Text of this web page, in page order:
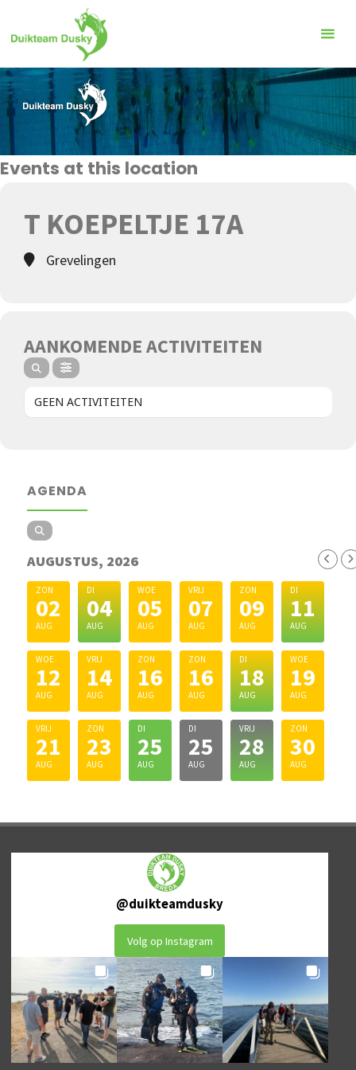
de
Events at this location
T KOEPELTJE 17A
Grevelingen
AANKOMENDE ACTIVITEITEN
GEEN ACTIVITEITEN
AGENDA
AUGUSTUS, 2026
ZON
02
AUG
DI
04
AUG
WOE
05
AUG
VRIJ
07
AUG
ZON
09
AUG
DI
11
AUG
WOE
12
AUG
VRIJ
14
AUG
ZON
16
AUG
ZON
16
AUG
DI
18
AUG
WOE
19
AUG
VRIJ
21
AUG
ZON
23
AUG
DI
25
AUG
DI
25
AUG
VRIJ
28
AUG
ZON
30
AUG
@duikteamdusky
Volg op Instagram